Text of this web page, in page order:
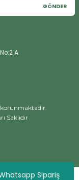
Sipariş
GÖNDER
A
Saklıdır